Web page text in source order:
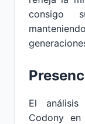
consigo
El
Codony